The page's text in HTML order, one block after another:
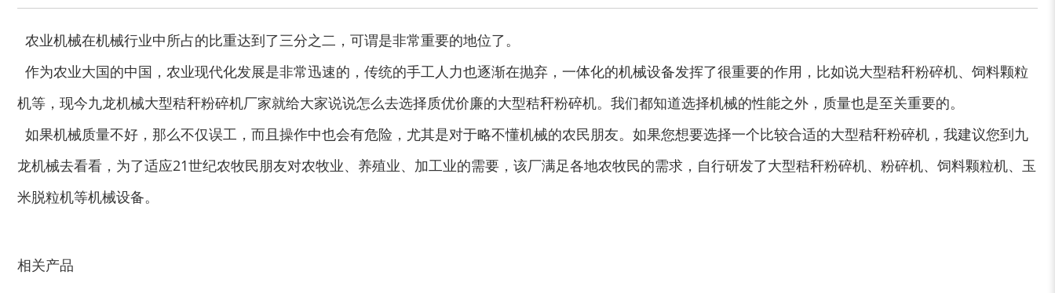
农业机械在机械行业中所占的比重达到了三分之二，可谓是非常重要的地位了。
作为农业大国的中国，农业现代化发展是非常迅速的，传统的手工人力也逐渐在抛弃，一体化的机械设备发挥了很重要的作用，比如说大型秸秆粉碎机、饲料颗粒
机等，现今九龙机械大型秸秆粉碎机厂家就给大家说说怎么去选择质优价廉的大型秸秆粉碎机。我们都知道选择机械的性能之外，质量也是至关重要的。
如果机械质量不好，那么不仅误工，而且操作中也会有危险，尤其是对于略不懂机械的农民朋友。如果您想要选择一个比较合适的大型秸秆粉碎机，我建议您到九
龙机械去看看，为了适应21世纪农牧民朋友对农牧业、养殖业、加工业的需要，该厂满足各地农牧民的需求，自行研发了大型秸秆粉碎机、粉碎机、饲料颗粒机、玉
米脱粒机等机械设备。
相关产品
生活垃圾破碎机 大型树枝粉碎机 大型秸秆粉碎机 废旧轮胎胶粉设备... 锯末粉碎机 大件垃圾处理设备...